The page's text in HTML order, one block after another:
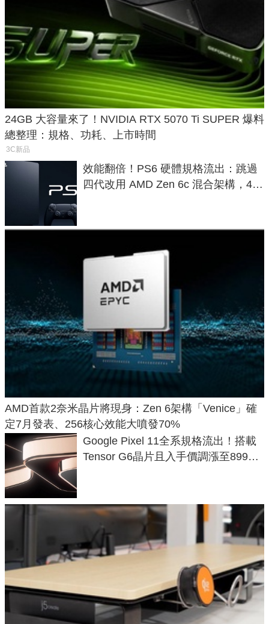
24GB 大容量來了！NVIDIA RTX 5070 Ti SUPER 爆料
總整理：規格、功耗、上市時間
3C新品
效能翻倍！PS6 硬體規格流出：跳過
四代改用 AMD Zen 6c 混合架構，4K
AMD首款2奈米晶片將現身：Zen 6架構「Venice」確
定7月發表、256核心效能大噴發70%
Google Pixel 11全系規格流出！搭載
Tensor G6晶片且入手價調漲至899美